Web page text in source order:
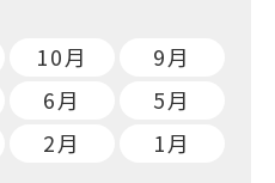
10月
9月
6月
5月
2月 1月